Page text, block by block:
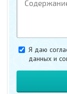
Я даю
данных и